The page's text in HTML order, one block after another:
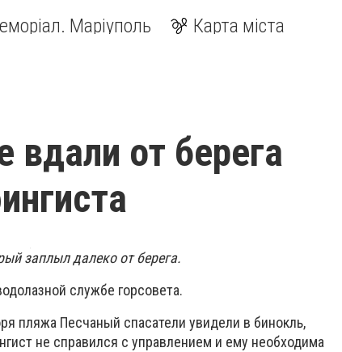
Маріуполь Карта міста
от берега
заплыл далеко от берега.
службе горсовета.
пляжа Песчаный спасатели увидели в бинокль,
не справился с управлением и ему необходима